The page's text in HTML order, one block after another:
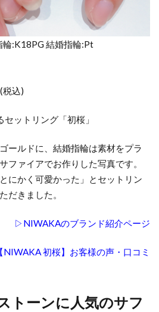
輪:K18PG 結婚指輪:Pt
税込)
ットリング「初桜」
ールドに、結婚指輪は素材をプラ
ファイアでお作りした写真です。
にかく可愛かった」とセットリン
だきました。
▷NIWAKAのブランド紹介ページ
初桜】お客様の声・口コミ
トーンに人気のサフ